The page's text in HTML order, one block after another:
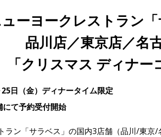
ーヨークレストラン「
品川店／東京店／名
「クリスマス ディナー
日（金）ディナータイム限定
て予約受付開始
ラン「サラベス」の国内3店舗（品川/東京